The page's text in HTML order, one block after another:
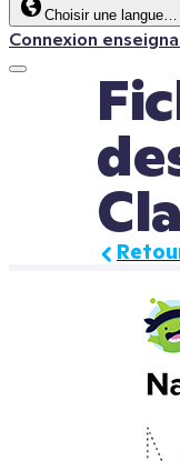
Choisir une langue…
Connexion